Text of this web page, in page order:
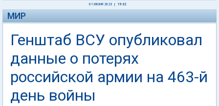
01 ИЮНЯ 2023 19:32
МИР
Генштаб ВСУ опубликовал
данные о потерях
российской армии на 463-й
день войны